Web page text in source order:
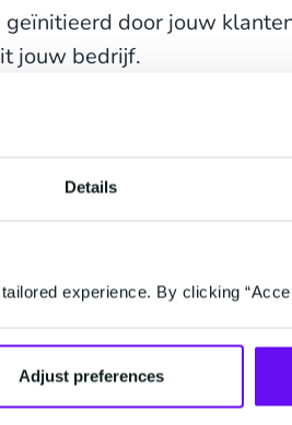
Details
experience. By clicking
Adjust preferences
geïnitieerd door jouw
jouw bedrijf.
van 24 uur. Binnen de
of automatiseren. Zodra
goedgekeurde
wilt communiceren buiten
met een melding naar